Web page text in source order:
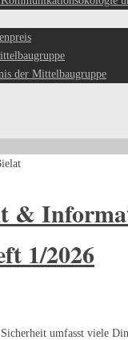
der Mittelbaugruppe
&
1/2026
umfasst viele